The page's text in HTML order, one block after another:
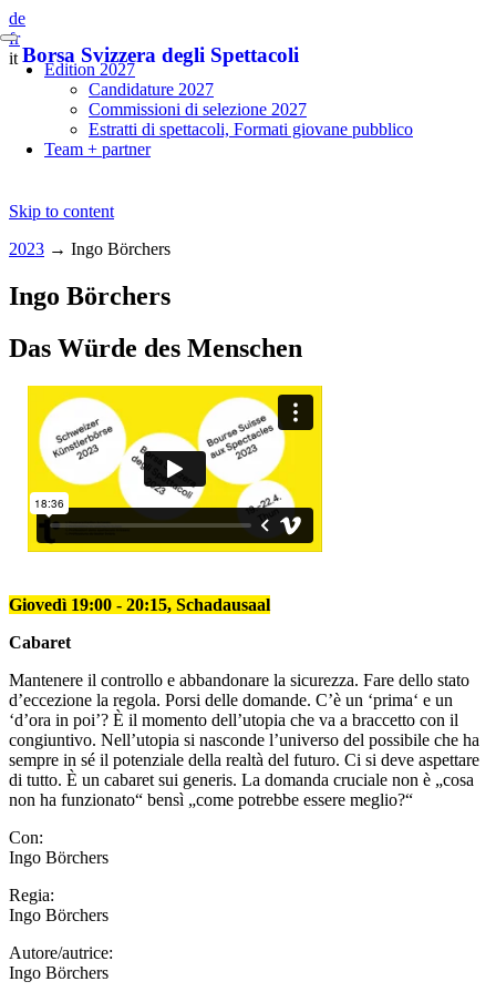
de
fr
it Borsa Svizzera degli Spettacoli
Skip to content
Edition 2027
Candidature 2027
Commissioni di selezione 2027
Estratti di spettacoli, Formati giovane pubblico
Team + partner
2023 → Ingo Börchers
Ingo Börchers
Das Würde des Menschen
Giovedì 19:00 - 20:15, Schadausaal
Cabaret
Mantenere il controllo e abbandonare la sicurezza. Fare dello stato
d’eccezione la regola. Porsi delle domande. C’è un ‘prima‘ e un
‘d’ora in poi’? È il momento dell’utopia che va a braccetto con il
congiuntivo. Nell’utopia si nasconde l’universo del possibile che ha
sempre in sé il potenziale della realtà del futuro. Ci si deve aspettare
di tutto. È un cabaret sui generis. La domanda cruciale non è „cosa
non ha funzionato“ bensì „come potrebbe essere meglio?“
Con:
Ingo Börchers
Regia:
Ingo Börchers
Autore/autrice:
Ingo Börchers